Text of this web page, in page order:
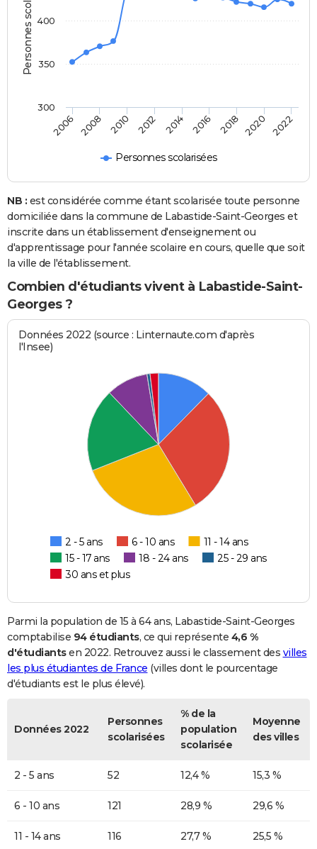
Personnes scolarisées
2006 2008 2010 2012 2014 2016 2018 2020 2022
350
400
300
NB : est considérée comme étant scolarisée toute personne
domiciliée dans la commune de Labastide-Saint-Georges et
inscrite dans un établissement d'enseignement ou
d'apprentissage pour l'année scolaire en cours, quelle que soit
la ville de l'établissement.
Combien d'étudiants vivent à Labastide-Saint-
Georges ?
Données 2022 (source : Linternaute.com d'après
l'Insee)
2 - 5 ans 6 - 10 ans
11 - 14 ans
15 - 17 ans
18 - 24 ans
25 - 29 ans
30 ans et plus
Parmi la population de 15 à 64 ans, Labastide-Saint-Georges
comptabilise 94 étudiants, ce qui représente 4,6 %
d'étudiantsen 2022. Retrouvez aussi le classement des villes
les plus étudiantes de France (villes dont le pourcentage
d'étudiants est le plus élevé).
Données 2022
Personnes
scolarisées
% de la
population
scolarisée
Moyenne
des villes
2 - 5 ans 52 12,4 % 15,3 %
6 - 10 ans 121 28,9 % 29,6 %
11 - 14 ans 116 27,7 % 25,5 %